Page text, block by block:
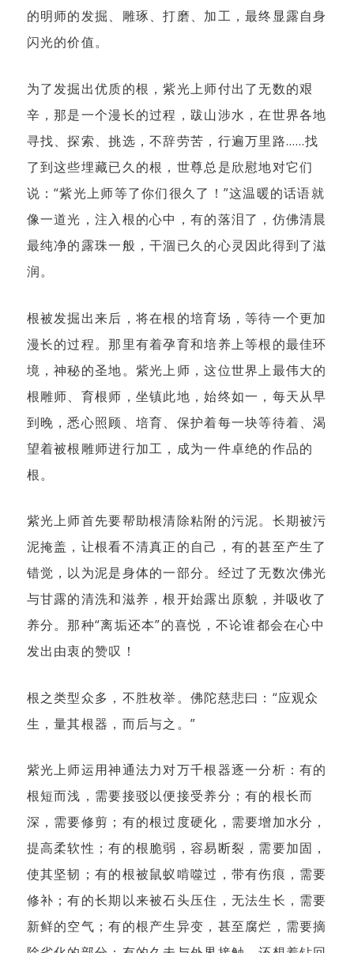
的明师的发掘、雕琢、打磨、加工，最终显露自身
闪光的价值。
为了发掘出优质的根，紫光上师付出了无数的艰
辛，那是一个漫长的过程，跋山涉水，在世界各地
寻找、探索、挑选，不辞劳苦，行遍万里路……找
了到这些埋藏已久的根，世尊总是欣慰地对它们
说：“紫光上师等了你们很久了！”这温暖的话语就
像一道光，注入根的心中，有的落泪了，仿佛清晨
最纯净的露珠一般，干涸已久的心灵因此得到了滋
润。
根被发掘出来后，将在根的培育场，等待一个更加
漫长的过程。那里有着孕育和培养上等根的最佳环
境，神秘的圣地。紫光上师，这位世界上最伟大的
根雕师、育根师，坐镇此地，始终如一，每天从早
到晚，悉心照顾、培育、保护着每一块等待着、渴
望着被根雕师进行加工，成为一件卓绝的作品的
根。
紫光上师首先要帮助根清除粘附的污泥。长期被污
泥掩盖，让根看不清真正的自己，有的甚至产生了
错觉，以为泥是身体的一部分。经过了无数次佛光
与甘露的清洗和滋养，根开始露出原貌，并吸收了
养分。那种“离垢还本”的喜悦，不论谁都会在心中
发出由衷的赞叹！
根之类型众多，不胜枚举。佛陀慈悲曰：“应观众
生，量其根器，而后与之。”
紫光上师运用神通法力对万千根器逐一分析：有的
根短而浅，需要接驳以便接受养分；有的根长而
深，需要修剪；有的根过度硬化，需要增加水分，
提高柔软性；有的根脆弱，容易断裂，需要加固，
使其坚韧；有的根被鼠蚁啃噬过，带有伤痕，需要
修补；有的长期以来被石头压住，无法生长，需要
新鲜的空气；有的根产生异变，甚至腐烂，需要摘